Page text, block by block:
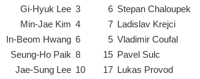
Gi-Hyuk Lee 3 6 Stepan Chaloupek
Min-Jae Kim 4 7
Ladislav Krejci
In-Beom Hwang 6 5 Vladimir Coufal
Seung-Ho Paik 8 15 Pavel Sulc
Jae-Sung Lee 10 17 Lukas Provod